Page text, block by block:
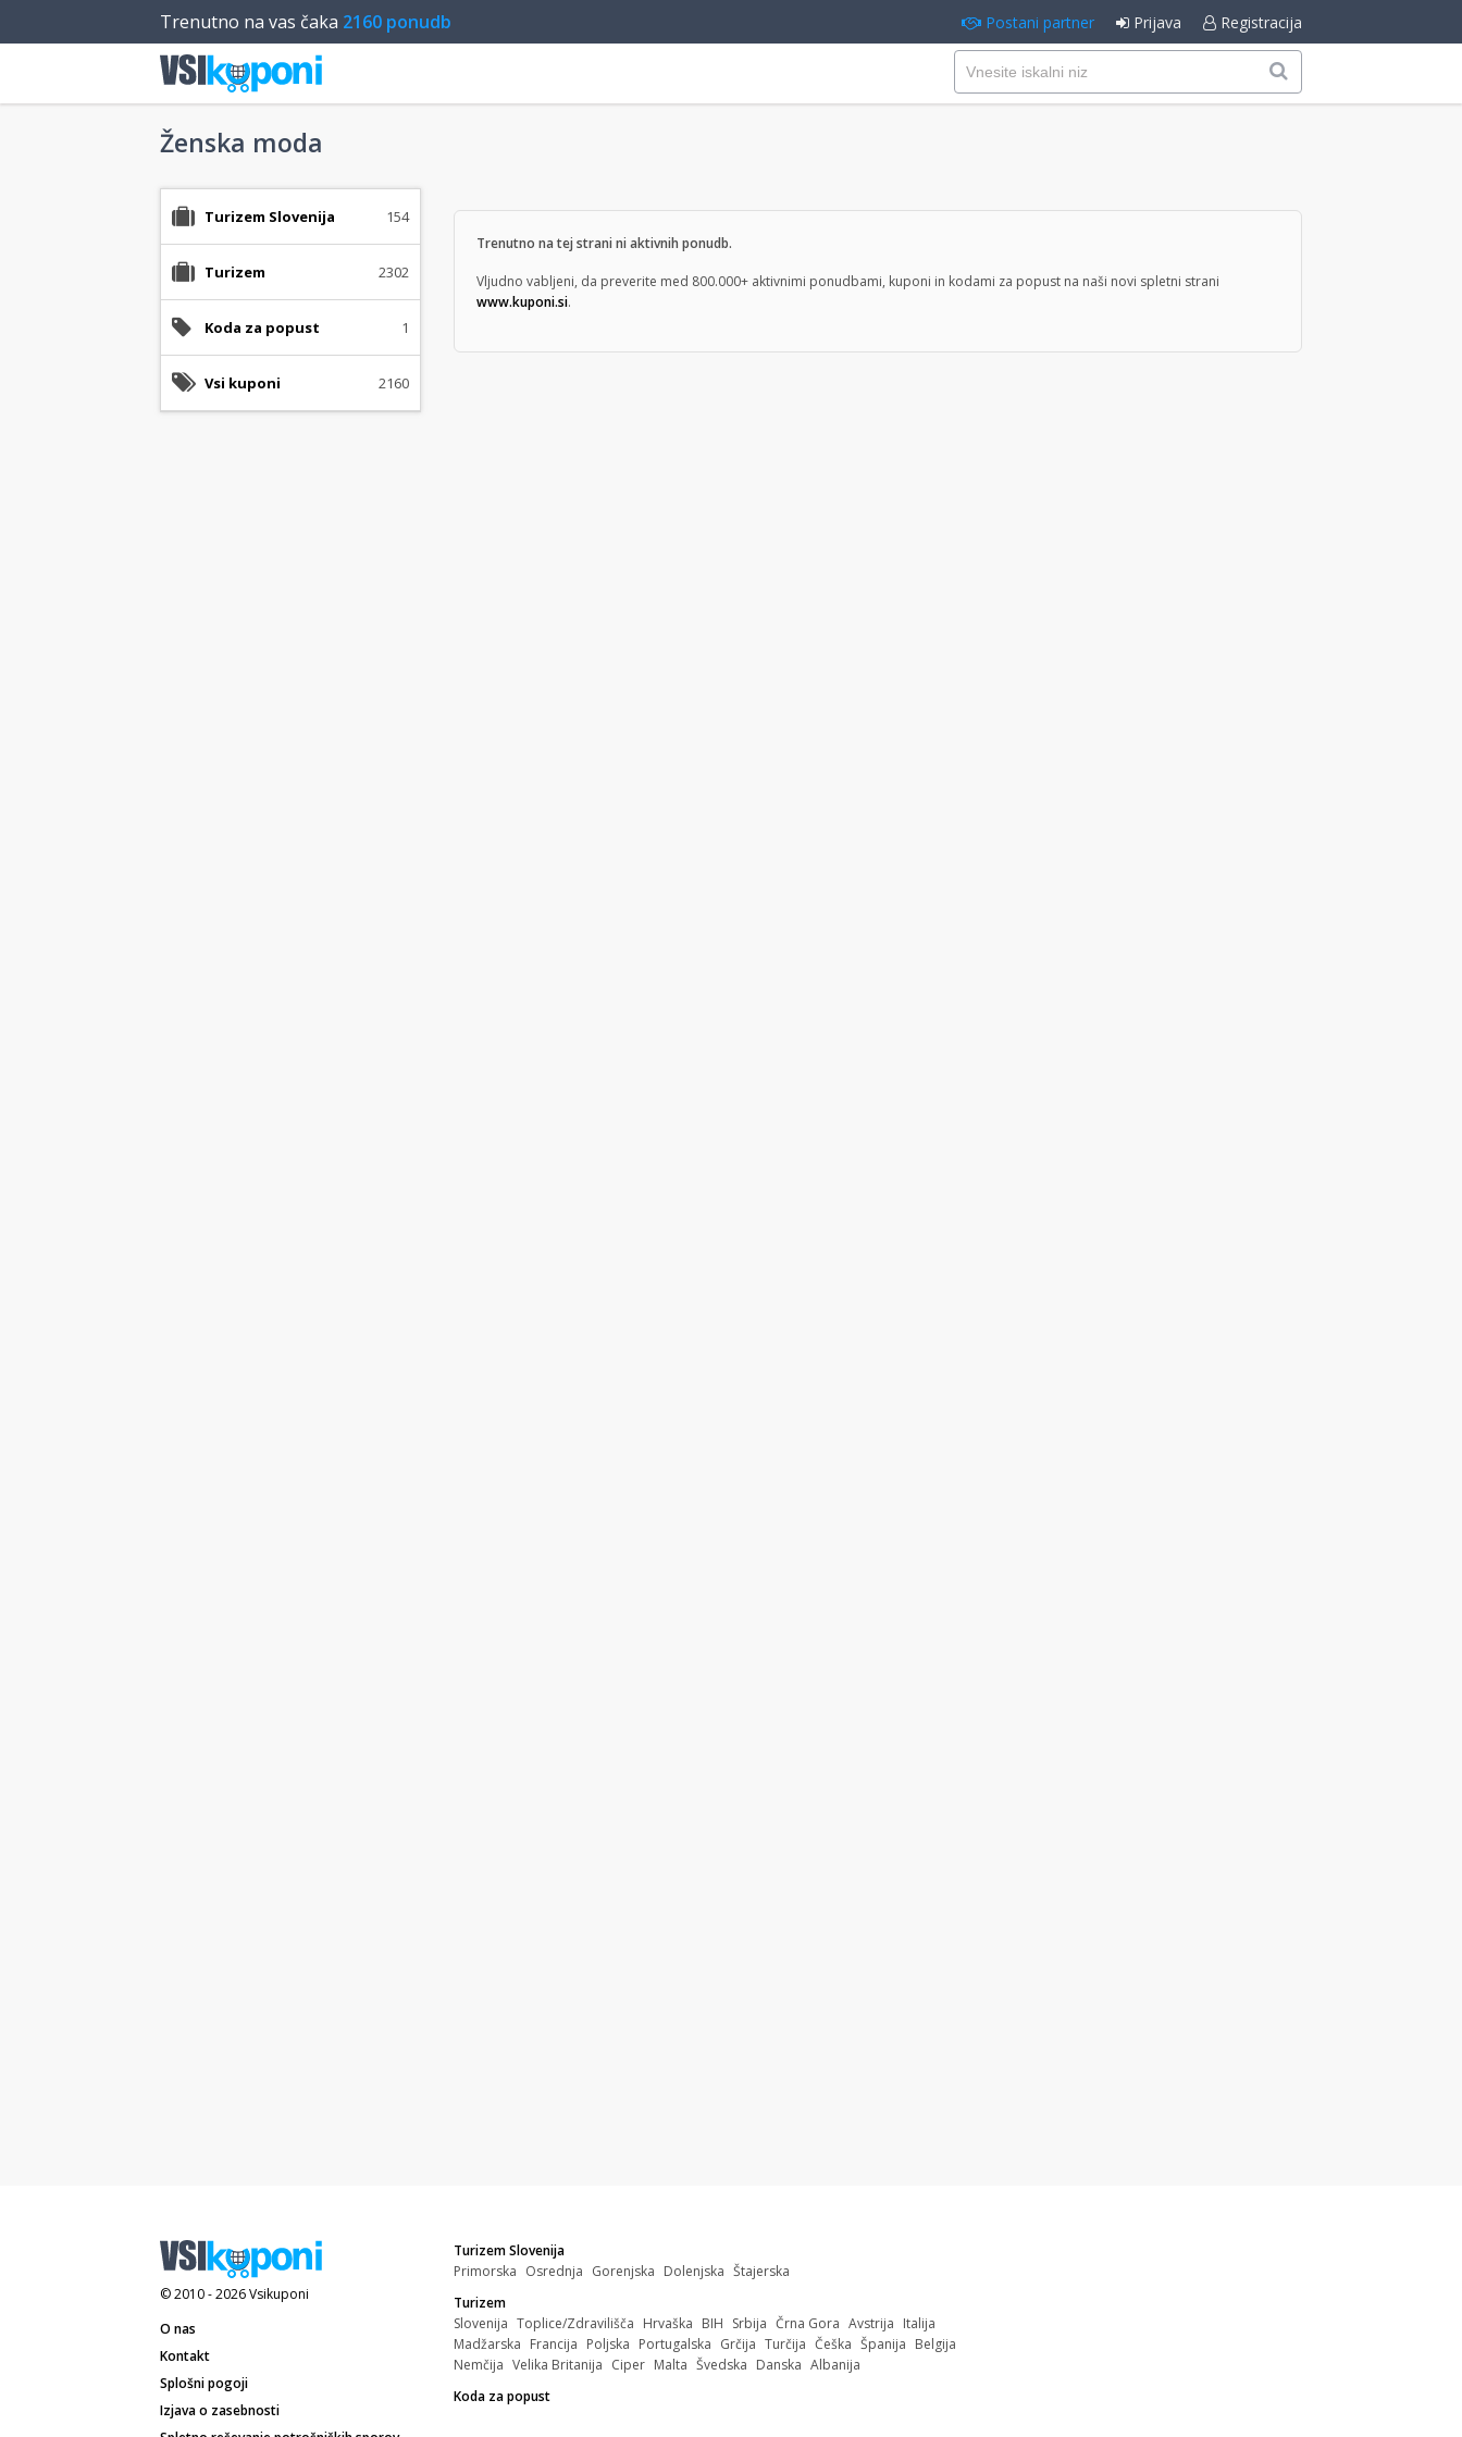
Trenutno na vas čaka 2160 ponudb Postani partner Prijava Registracija
Ženska moda
Turizem Slovenija 154
Turizem 2302
Koda za popust 1
Vsi kuponi 2160
Trenutno na tej strani ni aktivnih ponudb.
Vljudno vabljeni, da preverite med 800.000+ aktivnimi ponudbami, kuponi in kodami za popust na naši novi spletni strani
www.kuponi.si.
© 2010 - 2026Vsikuponi
O nas
Kontakt
Splošni pogoji
Izjava o zasebnosti
Turizem Slovenija
Primorska Osrednja Gorenjska Dolenjska Štajerska
Turizem
Slovenija Toplice/Zdravilišča Hrvaška BIH Srbija Črna Gora Avstrija Italija
Madžarska Francija Poljska Portugalska Grčija Turčija Češka Španija Belgija
Nemčija Velika Britanija Ciper Malta Švedska Danska Albanija
Koda za popust